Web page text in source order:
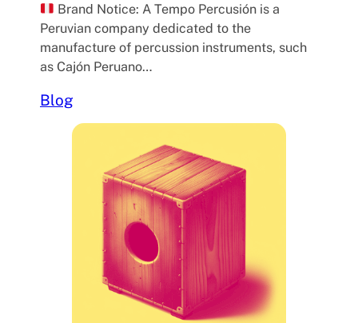
Brand Notice: A Tempo Percusión is a
Peruvian company dedicated to the
manufacture of percussion instruments, such
as Cajón Peruano…
Blog